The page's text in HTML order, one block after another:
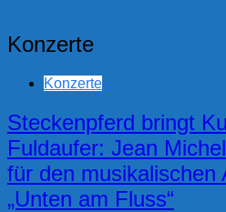
Konzerte
Konzerte
Steckenpferd bringt
Fuldaufer: Jean
für den musikalischen
„Unten am Fluss“